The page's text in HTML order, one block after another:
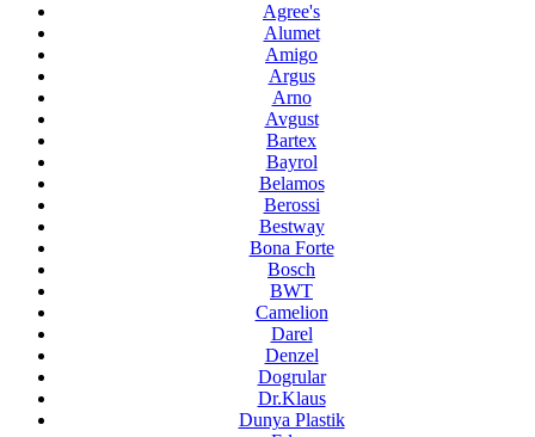
Agree's
Alumet
Amigo
Argus
Arno
Avgust
Bartex
Bayrol
Belamos
Berossi
Bestway
Bona Forte
Bosch
BWT
Camelion
Darel
Denzel
Dogrular
Dr.Klaus
Dunya Plastik